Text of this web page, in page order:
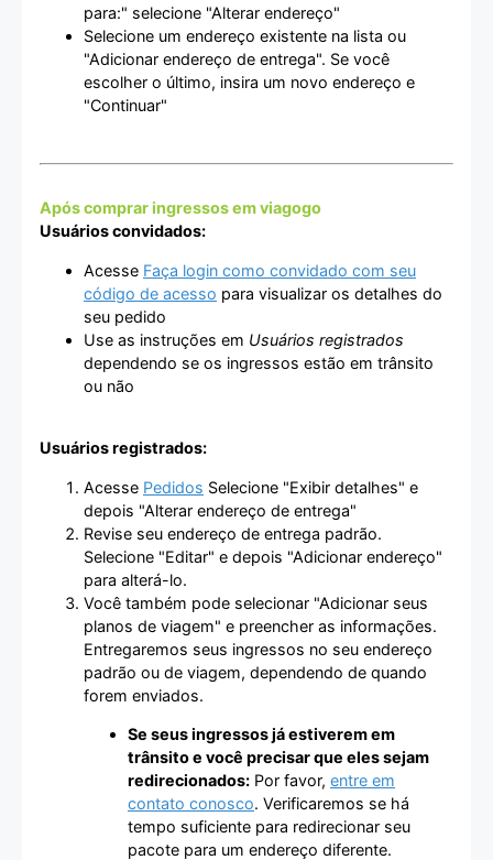
para:" selecione "Alterar endereço"
Selecione um endereço existente na lista ou
"Adicionar endereço de entrega". Se você
escolher o último, insira um novo endereço e
"Continuar"
Após comprar ingressos em viagogo
Usuários convidados:
Acesse Faça login como convidado com seu
código de acesso para visualizar os detalhes do
seu pedido
Use as instruções em Usuários registrados
dependendo se os ingressos estão em trânsito
ou não
Usuários registrados:
Acesse Pedidos Selecione "Exibir detalhes" e
depois "Alterar endereço de entrega"
Revise seu endereço de entrega padrão.
Selecione "Editar" e depois "Adicionar endereço"
para alterá-lo.
Você também pode selecionar "Adicionar seus
planos de viagem" e preencher as informações.
Entregaremos seus ingressos no seu endereço
padrão ou de viagem, dependendo de quando
forem enviados.
Se seus ingressos já estiverem em
trânsito e você precisar que eles sejam
redirecionados: Por favor, entre em
contato conosco. Verificaremos se há
tempo suficiente para redirecionar seu
pacote para um endereço diferente.